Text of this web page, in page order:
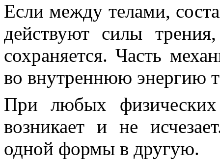
Если между телами,
действуют силы
сохраняется. Часть
во внутреннюю энергию
При любых физических
возникает и не
одной формы в другую.